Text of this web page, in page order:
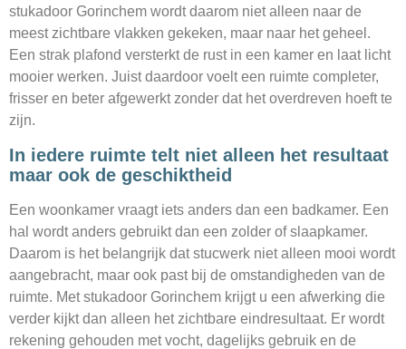
stukadoor Gorinchem wordt daarom niet alleen naar de
meest zichtbare vlakken gekeken, maar naar het geheel.
Een strak plafond versterkt de rust in een kamer en laat licht
mooier werken. Juist daardoor voelt een ruimte completer,
frisser en beter afgewerkt zonder dat het overdreven hoeft te
zijn.
In iedere ruimte telt niet alleen het resultaat
maar ook de geschiktheid
Een woonkamer vraagt iets anders dan een badkamer. Een
hal wordt anders gebruikt dan een zolder of slaapkamer.
Daarom is het belangrijk dat stucwerk niet alleen mooi wordt
aangebracht, maar ook past bij de omstandigheden van de
ruimte. Met stukadoor Gorinchem krijgt u een afwerking die
verder kijkt dan alleen het zichtbare eindresultaat. Er wordt
rekening gehouden met vocht, dagelijks gebruik en de